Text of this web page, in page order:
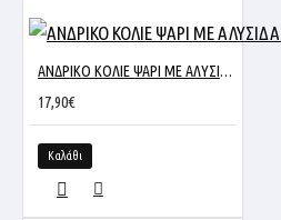
ΑΝΔΡΙΚΟ ΚΟΛΙΕ ΨΑΡΙ ΜΕ ΑΛΥΣΙΔΑ ΑΤΣΑΛΙ 316L ΑΣΗΜΙ N-04291
17,90€
Καλάθι